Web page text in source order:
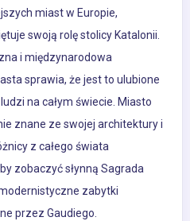
miast w Europie,
swoją rolę stolicy Katalonii.
i międzynarodowa
sprawia, że jest to ulubione
na całym świecie. Miasto
znane ze swojej architektury i
z całego świata
zobaczyć słynną Sagrada
zabytki
przez Gaudiego.